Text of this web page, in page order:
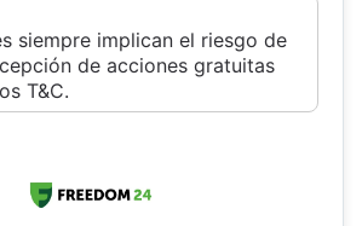
siempre implican el riesgo de
de acciones gratuitas
T&C.